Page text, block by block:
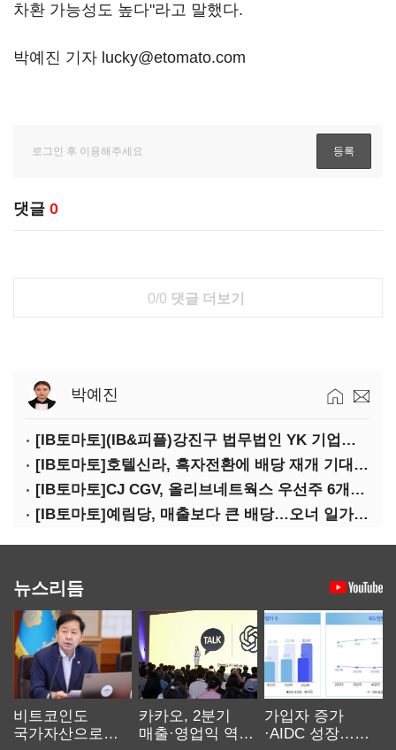
차환 가능성도 높다"라고 말했다.
박예진 기자 lucky@etomato.com
댓글 0
0/0 댓글 더보기
박예진
[IB토마토](IB&피플)강진구 법무법인 YK 기업거버넌스센터 센터장
[IB토마토]호텔신라, 흑자전환에 배당 재개 기대감…삼성생명도 웃을까
[IB토마토]CJ CGV, 올리브네트웍스 우선주 6개월 만에 상환…왜?
[IB토마토]예림당, 매출보다 큰 배당…오너 일가에 절반 간다
뉴스리듬
비트코인도
국가자산으로…'
카카오, 2분기
매출·영업익 역대
가입자 증가
·AIDC 성장…